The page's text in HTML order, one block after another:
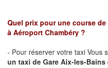
Quel prix pour une course
à Aéroport Chambéry ?
- Pour réserver votre taxi Vous
un taxi de Gare Aix-les-